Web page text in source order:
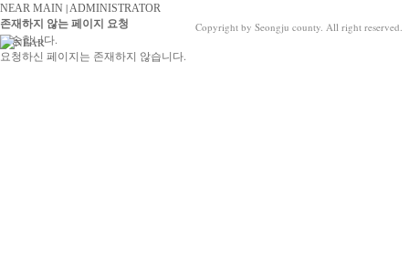
NEAR MAIN |ADMINISTRATOR
존재하지 않는 페이지 요청
죄송합니다.
요청하신 페이지는 존재하지 않습니다.
Copyright by Seongju county. All right reserved.